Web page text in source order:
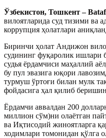
Ўзбекистон, Тошкент –
вилоятларида суд тизими ва
коррупция ҳолатлари
Биринчи ҳолат Андижон
судининг фуқаролик ишлари
судья ёрдамчиси маҳаллий
бу пул эвазига юқори
турмуш ўртоғи билан мулк
фойдасига ҳал қилиб
Ёрдамчи аввалдан 200
миллион сўм)ни олаётган
ва Иқтисодий жиноятларга
ходимлари томонидан қўлга